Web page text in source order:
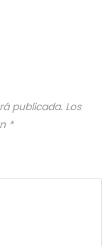
publicada. Los
*